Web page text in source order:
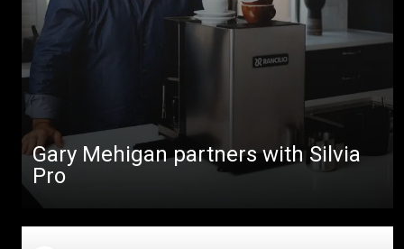
Gary Mehigan partners with Silvia
Pro